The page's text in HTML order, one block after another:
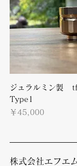
ジュラルミン製
Type1
価格
￥45,000
株式会社エフエ